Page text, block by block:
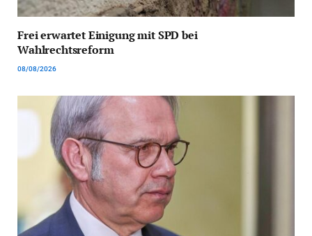
Frei erwartet Einigung mit SPD bei
Wahlrechtsreform
08/08/2026